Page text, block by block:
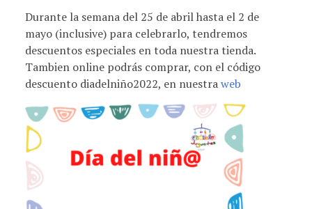
Durante la semana del 25 de abril hasta el 2 de
mayo (inclusive) para celebrarlo, tendremos
descuentos especiales en toda nuestra tienda.
Tambien online podrás comprar, con el código
descuento diadelniño2022, en nuestraweb